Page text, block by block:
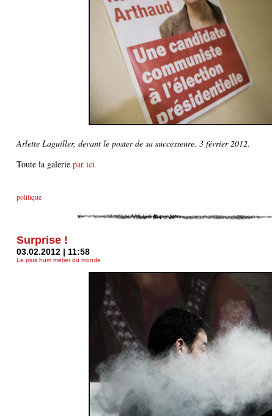
Arlette Laguiller, devant le poster de sa successeure. 3 février 2012.
Toute la galerie par ici
politique
Surprise !
03.02.2012 | 11:58
Le plus hum metier du monde